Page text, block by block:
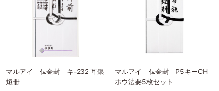
マルアイ 仏金封 キ-232 耳銀
短冊
マルアイ 仏金封 P5キーCH
ホウ法要5枚セット